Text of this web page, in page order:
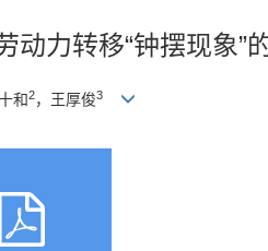
动力转移“钟摆现象”
和2，王厚俊3